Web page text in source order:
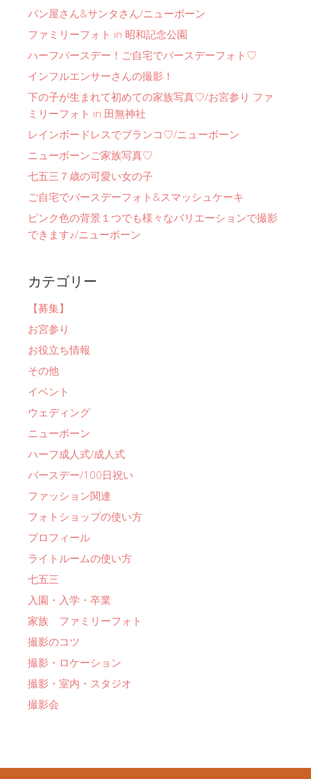
パン屋さん&サンタさん/ニューボーン
ファミリーフォト in 昭和記念公園
ハーフバースデー！ご自宅でバースデーフォト♡
インフルエンサーさんの撮影！
下の子が生まれて初めての家族写真♡/お宮参り ファ
ミリーフォト in 田無神社
レインボードレスでブランコ♡/ニューボーン
ニューボーンご家族写真♡
七五三７歳の可愛い女の子
ご自宅でバースデーフォト&スマッシュケーキ
ピンク色の背景１つでも様々なバリエーションで撮影
できます♪/ニューボーン
カテゴリー
【募集】
お宮参り
お役立ち情報
その他
イベント
ウェディング
ニューボーン
ハーフ成人式/成人式
バースデー/100日祝い
ファッション関連
フォトショップの使い方
プロフィール
ライトルームの使い方
七五三
入園・入学・卒業
家族 ファミリーフォト
撮影のコツ
撮影・ロケーション
撮影・室内・スタジオ
撮影会